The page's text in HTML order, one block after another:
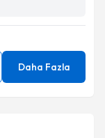
Daha Fazla